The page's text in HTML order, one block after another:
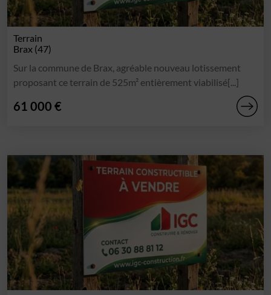
Terrain
Brax (47)
Sur la commune de Brax, agréable nouveau lotissement
proposant ce terrain de 525m² entièrement viabilisé[...]
61 000 €